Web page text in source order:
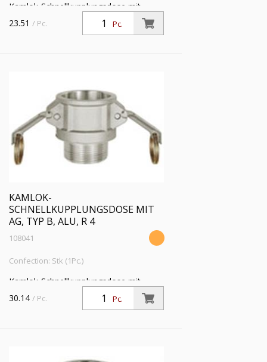
Kamlok-Schnellkupplungsdose mit
Außengewinde, Typ B, Aluminium, R 3,
für Stecker-Ø 92 mm, Druck max. 16
Pc.
23.51 / Pc.
KAMLOK-
SCHNELLKUPPLUNGSDOSE MIT
AG, TYP B, ALU, R 4
108041
Confection: Stk (1Pc.)
Kamlok-Schnellkupplungsdose mit
Außengewinde, Typ B, Aluminium, R 4,
für Stecker-Ø 120 mm, Druck max. 16
Pc.
30.14 / Pc.